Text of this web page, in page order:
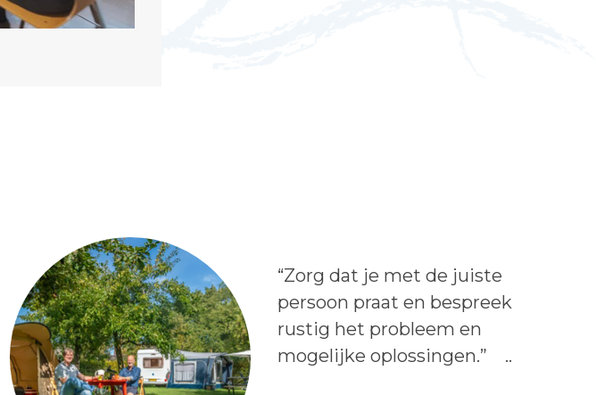
Lees het bericht:
“Zorg dat je met de juiste
persoon praat en bespreek
rustig het probleem en
mogelijke oplossingen.” ..